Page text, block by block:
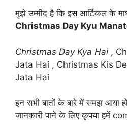
मुझे उम्मीद है कि इस आर्टिकल के
Christmas Day Kyu
Christmas Day Kya Hai ,
Jata Hai , Christmas Kis
Jata Hai
इन सभी बातों के बारे में समझ आया
जानकारी पाने के लिए कृपया हमें